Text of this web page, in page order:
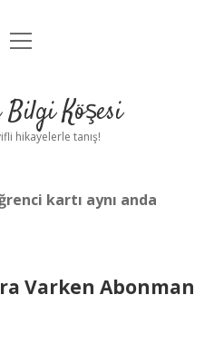
Anasayfa
Uyarı
menüyü
Köşesi
hikayelerle tanış!
kartı aynı anda
Varken Abonman